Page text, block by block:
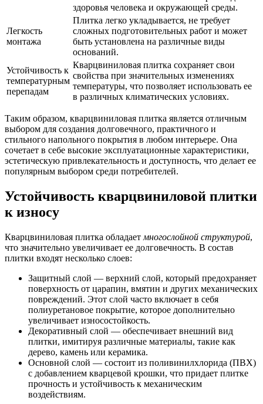
здоровья человека и окружающей среды.
Легкость
монтажа
Плитка легко укладывается, не требует
сложных подготовительных работ и может
быть установлена на различные виды
оснований.
Устойчивость к
температурным
перепадам
Кварцвиниловая плитка сохраняет свои
свойства при значительных изменениях
температуры, что позволяет использовать ее
в различных климатических условиях.
Таким образом, кварцвиниловая плитка является отличным
выбором для создания долговечного, практичного и
стильного напольного покрытия в любом интерьере. Она
сочетает в себе высокие эксплуатационные характеристики,
эстетическую привлекательность и доступность, что делает ее
популярным выбором среди потребителей.
Устойчивость кварцвиниловой плитки
к износу
Кварцвиниловая плитка обладает многослойной структурой,
что значительно увеличивает ее долговечность. В состав
плитки входят несколько слоев:
Защитный слой — верхний слой, который предохраняет
поверхность от царапин, вмятин и других механических
повреждений. Этот слой часто включает в себя
полиуретановое покрытие, которое дополнительно
увеличивает износостойкость.
Декоративный слой — обеспечивает внешний вид
плитки, имитируя различные материалы, такие как
дерево, камень или керамика.
Основной слой — состоит из поливинилхлорида (ПВХ)
с добавлением кварцевой крошки, что придает плитке
прочность и устойчивость к механическим
воздействиям.